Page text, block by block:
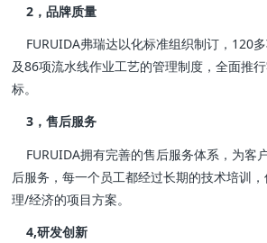
2，品牌质量
FURUIDA弗瑞达以化标准组织制订，120
及86项流水线作业工艺的管理制度，全面推
标。
3，售后服务
FURUIDA拥有完善的售后服务体系，为客
后服务，每一个员工都经过长期的技术培训
理/经济的项目方案。
4,研发创新